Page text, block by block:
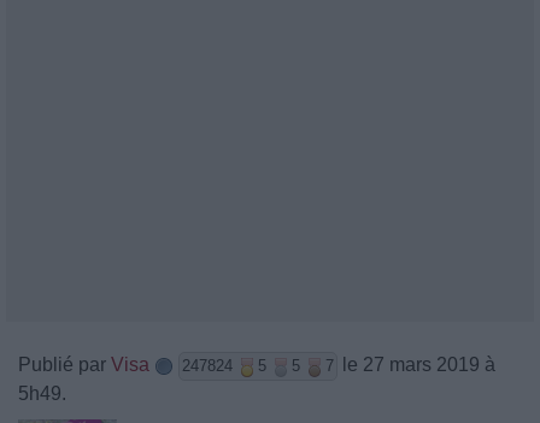
Publié par Visa 247824 5 5 7
le 27 mars 2019 à
5h49.